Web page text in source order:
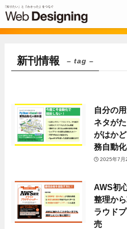
新刊情報 – tag –
自分の
ネタが
がはか
務自動
2025年7月
AWS初
整理か
ラウド
売